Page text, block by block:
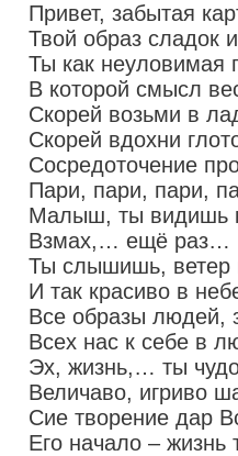
Привет, забытая
Твой образ сладок
Ты как неуловимая
В которой смысл
Скорей возьми в
Скорей вдохни
Сосредоточение
Пари, пари, пари,
Малыш, ты видишь
Взмах,… ещё раз…
Ты слышишь, ветер
И так красиво в
Все образы людей,
Всех нас к себе в
Эх, жизнь,… ты
Величаво, игриво
Сие творение дар
Его начало – жизнь